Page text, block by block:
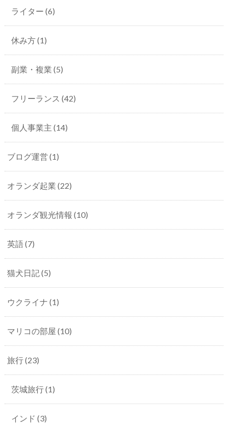
ライター (6)
休み方(1)
副業・複業 (5)
フリーランス (42)
個人事業主 (14)
ブログ運営 (1)
オランダ起業 (22)
オランダ観光情報 (10)
英語(7)
猫犬日記(5)
ウクライナ (1)
マリコの部屋 (10)
旅行(23)
茨城旅行(1)
インド (3)